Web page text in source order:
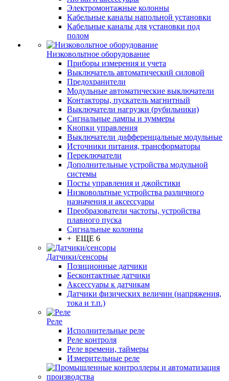
Электромонтажные колонны
Кабельные каналы напольной установки
Кабельные каналы для установки под
полом
Низковольтное оборудование
Приборы измерения и учета
Выключатель автоматический силовой
Предохранители
Модульные автоматические выключатели
Контакторы, пускатель магнитный
Выключатели нагрузки (рубильники)
Сигнальные лампы и зуммеры
Кнопки управления
Выключатели дифференцальные модульные
Источники питания, трансформаторы
Переключатели
Дополнительные устройства модульной
системы
Посты управления и джойстики
Низковольтные устройства различного
назначения и аксессуары
Преобразователи частоты, устройства
плавного пуска
Сигнальные колонны
+ ЕЩЕ 6
Датчики/сенсоры
Позиционные датчики
Бесконтактные датчики
Аксессуары к датчикам
Датчики физических величин (напряжения,
тока и т.п.)
Реле
Исполнительные реле
Реле контроля
Реле времени, таймеры
Измерительные реле